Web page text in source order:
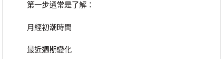
第一步通常是了解：
月經初潮時間
最近週期變化